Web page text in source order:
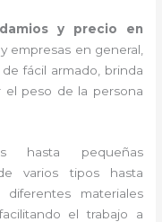
y precio en
empresas en general,
fácil armado, brinda
el peso de la persona
hasta pequeñas
varios tipos hasta
materiales
el trabajo a